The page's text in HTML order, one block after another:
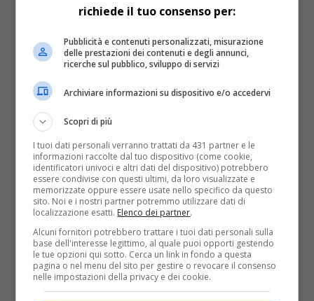
E’ finita l’era woke?
E' finita l'era woke? La fine dei sussidi statali ai
prodotti culturali attenti alle minoranze è la fine di
un'era, segnata da luci ed ombre. La...
richiede il tuo consenso per:
Pubblicità e contenuti personalizzati, misurazione
delle prestazioni dei contenuti e degli annunci,
ricerche sul pubblico, sviluppo di servizi
Archiviare informazioni su dispositivo e/o accedervi
Scopri di più
I tuoi dati personali verranno trattati da 431 partner e le
informazioni raccolte dal tuo dispositivo (come cookie,
identificatori univoci e altri dati del dispositivo) potrebbero
essere condivise con questi ultimi, da loro visualizzate e
memorizzate oppure essere usate nello specifico da questo
sito. Noi e i nostri partner potremmo utilizzare dati di
localizzazione esatti. Elenco dei partner.
Alcuni fornitori potrebbero trattare i tuoi dati personali sulla
base dell'interesse legittimo, al quale puoi opporti gestendo
le tue opzioni qui sotto. Cerca un link in fondo a questa
pagina o nel menu del sito per gestire o revocare il consenso
nelle impostazioni della privacy e dei cookie.